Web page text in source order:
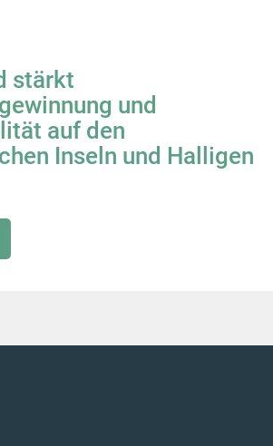
stärkt
und
auf den
Inseln und Halligen